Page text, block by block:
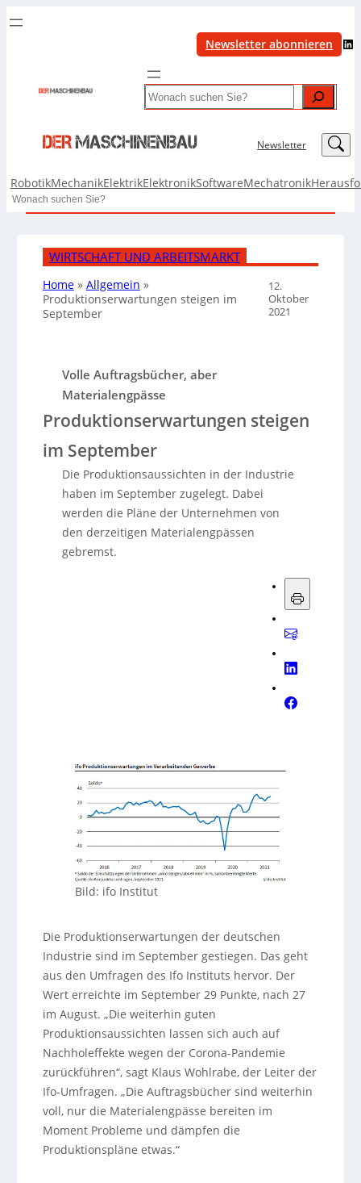
Newsletter abonnieren LinkedIn
Search
Newsletter LinkedIn
RobotikMechanikElektrikElektronikSoftwareMechatronik
Search
WIRTSCHAFT UND ARBEITSMARKT
Home» Allgemein »
Produktionserwartungen steigen im
September
12.
Oktober
2021
Volle Auftragsbücher, aber
Materialengpässe
Produktionserwartungen steigen
im September
Die Produktionsaussichten in der Industrie
haben im September zugelegt. Dabei
werden die Pläne der Unternehmen von
den derzeitigen Materialengpässen
gebremst.
Bild: ifo Institut
Die Produktionserwartungen der deutschen
Industrie sind im September gestiegen. Das geht
aus den Umfragen des Ifo Instituts hervor. Der
Wert erreichte im September 29 Punkte, nach 27
im August. „Die weiterhin guten
Produktionsaussichten lassen sich auch auf
Nachholeffekte wegen der Corona-Pandemie
zurückführen“, sagt Klaus Wohlrabe, der Leiter der
Ifo-Umfragen. „Die Auftragsbücher sind weiterhin
voll, nur die Materialengpässe bereiten im
Moment Probleme und dämpfen die
Produktionspläne etwas.“